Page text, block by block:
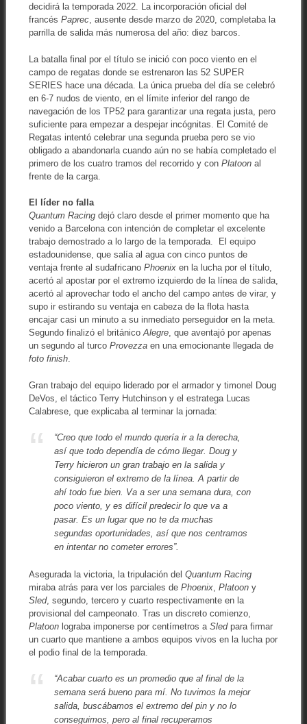
decidirá la temporada 2022. La incorporación oficial del
francés Paprec, ausente desde marzo de 2020, completaba la
parrilla de salida más numerosa del año: diez barcos.
La batalla final por el título se inició con poco viento en el
campo de regatas donde se estrenaron las 52 SUPER
SERIES hace una década. La única prueba del día se celebró
en 6-7 nudos de viento, en el límite inferior del rango de
navegación de los TP52 para garantizar una regata justa, pero
suficiente para empezar a despejar incógnitas. El Comité de
Regatas intentó celebrar una segunda prueba pero se vio
obligado a abandonarla cuando aún no se había completado el
primero de los cuatro tramos del recorrido y con Platoonal
frente de la carga.
El líder no falla
Quantum Racingdejó claro desde el primer momento que ha
venido a Barcelona con intención de completar el excelente
trabajo demostrado a lo largo de la temporada. El equipo
estadounidense, que salía al agua con cinco puntos de
ventaja frente al sudafricano Phoenixen la lucha por el título,
acertó al apostar por el extremo izquierdo de la línea de salida,
acertó al aprovechar todo el ancho del campo antes de virar, y
supo ir estirando su ventaja en cabeza de la flota hasta
encajar casi un minuto a su inmediato perseguidor en la meta.
Segundo finalizó el británicoAlegre, que aventajó por apenas
un segundo al turco Provezzaen una emocionante llegada de
foto finish.
Gran trabajo del equipo liderado por el armador y timonel Doug
DeVos, el táctico Terry Hutchinson y el estratega Lucas
Calabrese, que explicaba al terminar la jornada:
“Creo que todo el mundo quería ir a la derecha,
así que todo dependía de cómo llegar. Doug y
Terry hicieron un gran trabajo en la salida y
consiguieron el extremo de la línea. A partir de
ahí todo fue bien. Va a ser una semana dura, con
poco viento, y es difícil predecir lo que va a
pasar. Es un lugar que no te da muchas
segundas oportunidades, así que nos centramos
en intentar no cometer errores”.
Asegurada la victoria, la tripulación del Quantum Racing
miraba atrás para ver los parciales de Phoenix, Platoony
Sled, segundo, tercero y cuarto respectivamente en la
provisional del campeonato. Tras un discreto comienzo,
Platoonlograba imponerse por centímetros a Sledpara firmar
un cuarto que mantiene a ambos equipos vivos en la lucha por
el podio final de la temporada.
“Acabar cuarto es un promedio que al final de la
semana será bueno para mí. No tuvimos la mejor
salida, buscábamos el extremo del pin y no lo
conseguimos, pero al final recuperamos